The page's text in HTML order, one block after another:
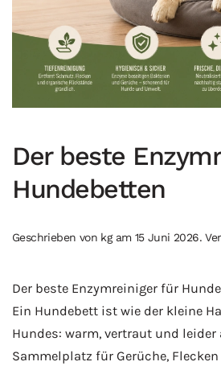
Der beste
Hundebetten
Geschrieben von kgam 15 Juni 2026.
Der beste Enzymreiniger für
Ein Hundebett ist wie der kleine
Hundes: warm, vertraut und leider
Sammelplatz für Gerüche,